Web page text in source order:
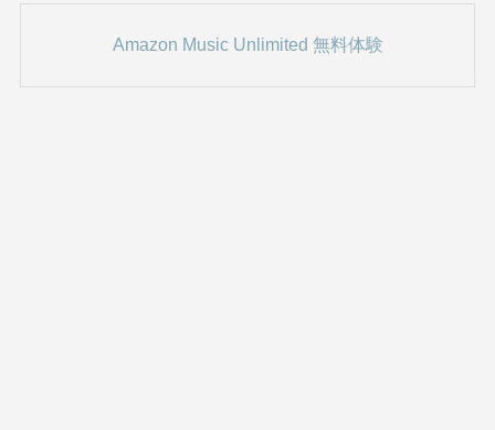
Amazon Music Unlimited 無料体験